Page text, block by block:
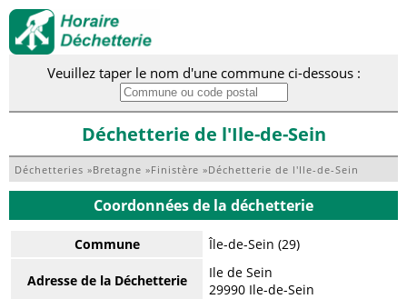
Veuillez taper le nom d'une commune ci-dessous :
Déchetterie de l'Ile-de-Sein
Déchetteries »Bretagne »Finistère »Déchetterie de l'Ile-de-Sein
Coordonnées de la déchetterie
Commune Île-de-Sein (29)
Adresse de la Déchetterie
Ile de Sein
29990 Ile-de-Sein